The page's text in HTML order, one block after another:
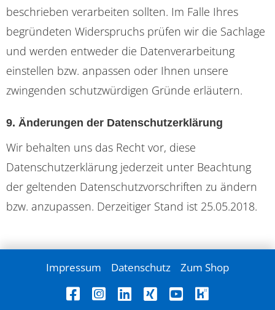
beschrieben verarbeiten sollten. Im Falle Ihres
begründeten Widerspruchs prüfen wir die Sachlage
und werden entweder die Datenverarbeitung
einstellen bzw. anpassen oder Ihnen unsere
zwingenden schutzwürdigen Gründe erläutern.
9. Änderungen der Datenschutzerklärung
Wir behalten uns das Recht vor, diese
Datenschutzerklärung jederzeit unter Beachtung
der geltenden Datenschutzvorschriften zu ändern
bzw. anzupassen. Derzeitiger Stand ist 25.05.2018.
Impressum Datenschutz Zum Shop